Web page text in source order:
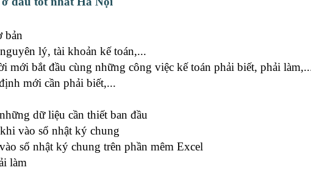
bản
lý, tài khoản kế toán,...
mới bắt đầu cùng những công việc kế toán phải biết, phải
mới cần phải biết,...
dữ liệu cần thiết ban đầu
vào sổ nhật ký chung
sổ nhật ký chung trên phần mêm Excel
làm